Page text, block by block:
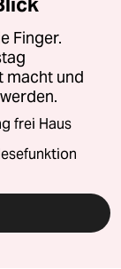
Finger.
macht und
frei Haus